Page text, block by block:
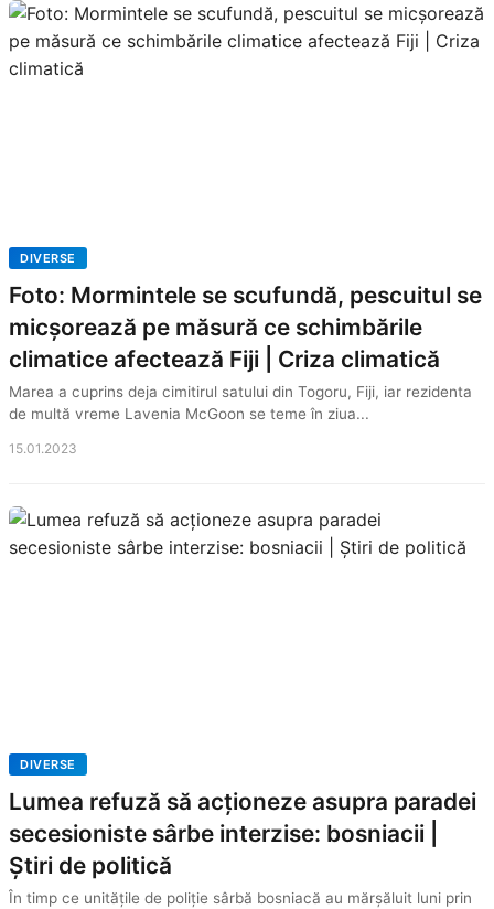
DIVERSE
Foto: Mormintele se scufundă, pescuitul se
micșorează pe măsură ce schimbările
climatice afectează Fiji | Criza climatică
Marea a cuprins deja cimitirul satului din Togoru, Fiji, iar rezidenta
de multă vreme Lavenia McGoon se teme în ziua...
15.01.2023
DIVERSE
Lumea refuză să acționeze asupra paradei
secesioniste sârbe interzise: bosniacii |
Știri de politică
În timp ce unitățile de poliție sârbă bosniacă au mărșăluit luni prin